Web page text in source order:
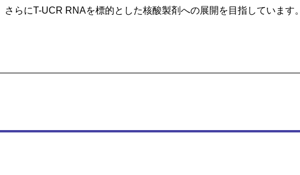
さらにT-UCR RNAを標的とした核酸製剤への展開を目指しています。